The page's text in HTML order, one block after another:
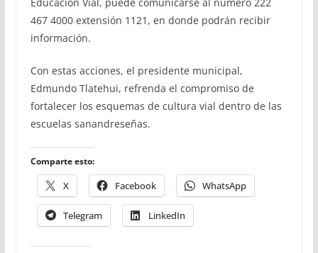
467 4000 extensión 1121, en donde podrán recibir
información.
Con estas acciones, el presidente municipal,
Edmundo Tlatehui, refrenda el compromiso de
fortalecer los esquemas de cultura vial dentro de las
escuelas sanandreseñas.
Comparte esto:
X Facebook WhatsApp
Telegram LinkedIn